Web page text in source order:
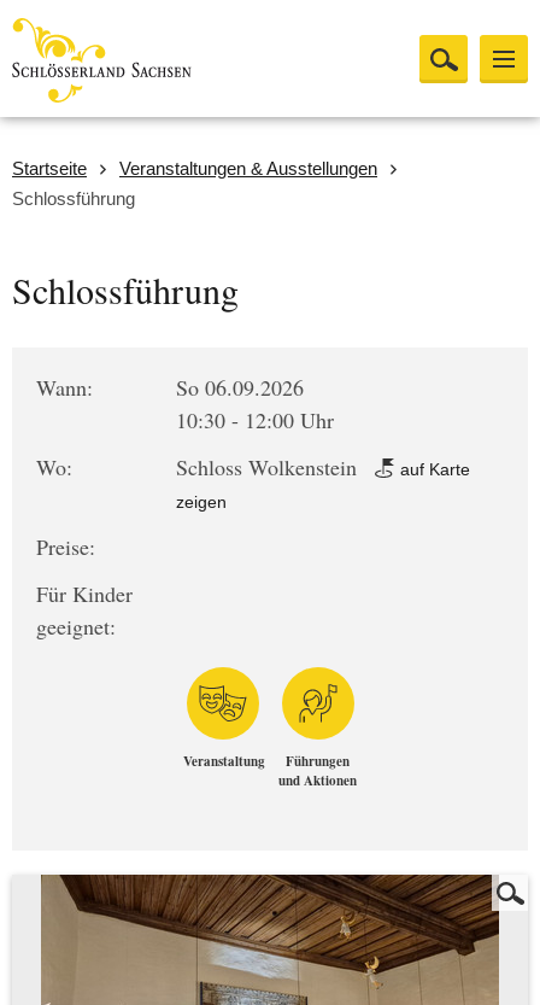
Startseite
Veranstaltungen & Ausstellungen
Schlossführung
Schlossführung
Wann:
So 06.09.2026
10:30 - 12:00 Uhr
Wo:
Schloss Wolkenstein
auf Karte
zeigen
Preise:
Für Kinder
geeignet:
Veranstaltung
Führungen
und Aktionen